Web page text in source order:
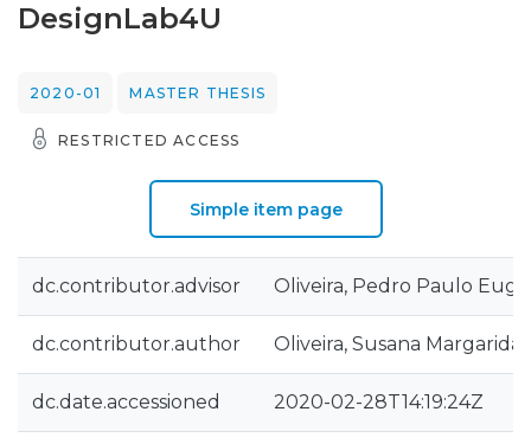
DesignLab4U
2020-01 MASTER THESIS
RESTRICTED ACCESS
Simple item page
dc.contributor.advisor Oliveira, Pedro Paulo
dc.contributor.author Oliveira, Susana Margarida
dc.date.accessioned 2020-02-28T14:19:24Z